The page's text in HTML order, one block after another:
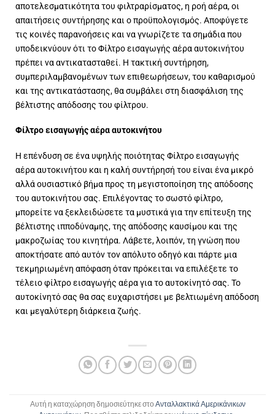
αποτελεσματικότητα του φιλτραρίσματος, η ροή αέρα, οι
απαιτήσεις συντήρησης και ο προϋπολογισμός. Αποφύγετε
τις κοινές παρανοήσεις και να γνωρίζετε τα σημάδια που
υποδεικνύουν ότι το Φίλτρο εισαγωγής αέρα αυτοκινήτου
πρέπει να αντικατασταθεί. Η τακτική συντήρηση,
συμπεριλαμβανομένων των επιθεωρήσεων, του καθαρισμού
και της αντικατάστασης, θα συμβάλει στη διασφάλιση της
βέλτιστης απόδοσης του φίλτρου.
Φίλτρο εισαγωγής αέρα αυτοκινήτου
Η επένδυση σε ένα υψηλής ποιότητας Φίλτρο εισαγωγής
αέρα αυτοκινήτου και η καλή συντήρησή του είναι ένα μικρό
αλλά ουσιαστικό βήμα προς τη μεγιστοποίηση της απόδοσης
του αυτοκινήτου σας. Επιλέγοντας το σωστό φίλτρο,
μπορείτε να ξεκλειδώσετε τα μυστικά για την επίτευξη της
βέλτιστης ιπποδύναμης, της απόδοσης καυσίμου και της
μακροζωίας του κινητήρα. Λάβετε, λοιπόν, τη γνώση που
αποκτήσατε από αυτόν τον απόλυτο οδηγό και πάρτε μια
τεκμηριωμένη απόφαση όταν πρόκειται να επιλέξετε το
τέλειο φίλτρο εισαγωγής αέρα για το αυτοκίνητό σας. Το
αυτοκίνητό σας θα σας ευχαριστήσει με βελτιωμένη απόδοση
και μεγαλύτερη διάρκεια ζωής.
Αυτή η καταχώρηση δημοσιεύτηκε στο Ανταλλακτικά Αμερικάνικων